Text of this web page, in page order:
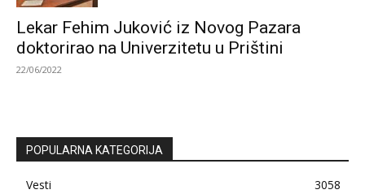
Lekar Fehim Juković iz Novog Pazara
doktorirao na Univerzitetu u Prištini
22/06/2022
POPULARNA KATEGORIJA
Vesti
3058